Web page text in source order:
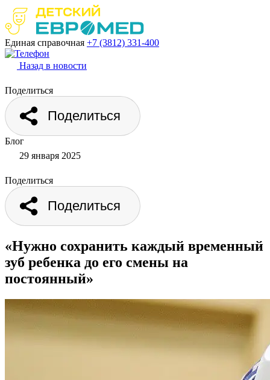
Единая справочная +7 (3812) 331-400
Назад в новости
Поделиться
Поделиться
Блог
29 января 2025
Поделиться
Поделиться
«Нужно сохранить каждый временный
зуб ребенка до его смены на
постоянный»